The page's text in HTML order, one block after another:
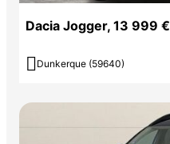
Dacia Jogger, 13 999 €
 Dunkerque (59640)